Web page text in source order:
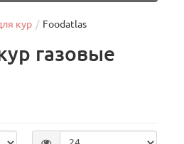
кур Foodatlas
газовые